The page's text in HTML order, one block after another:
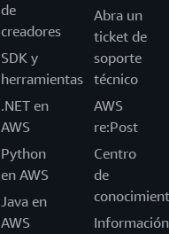
de
creadores
SDK y
herramientas
.NET en
AWS
Python
en AWS
Java en
AWS
Abra un
ticket de
soporte
técnico
AWS
re:Post
Centro
de
Información